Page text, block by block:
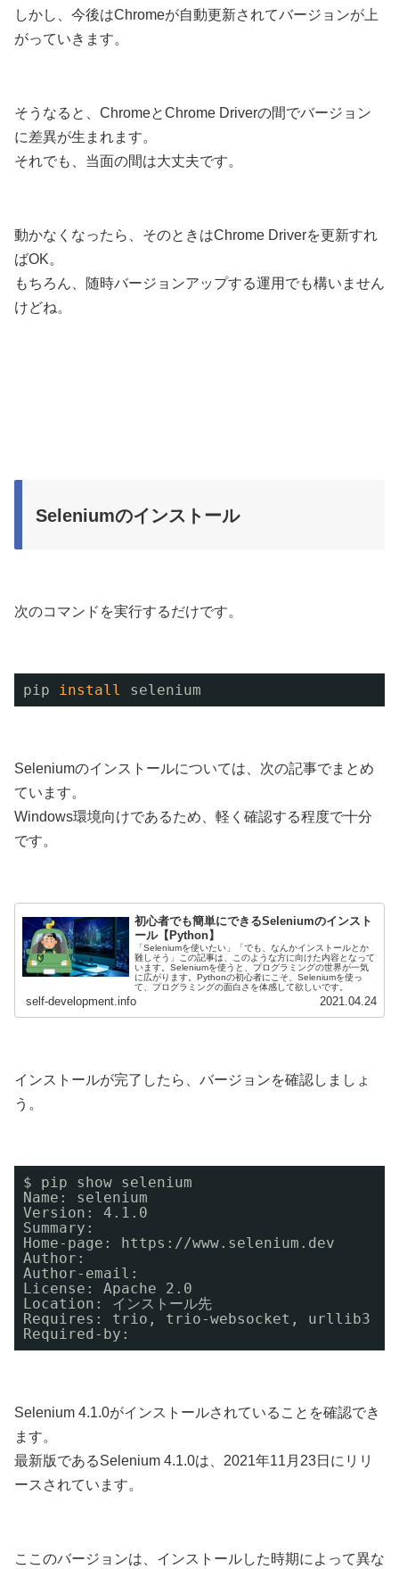
しかし、今後はChromeが自動更新されてバージョンが上
がっていきます。
そうなると、ChromeとChrome Driverの間でバージョン
に差異が生まれます。
それでも、当面の間は大丈夫です。
動かなくなったら、そのときはChrome Driverを更新すれ
ばOK。
もちろん、随時バージョンアップする運用でも構いません
けどね。
Seleniumのインストール
次のコマンドを実行するだけです。
pip install selenium
Seleniumのインストールについては、次の記事でまとめ
ています。
Windows環境向けであるため、軽く確認する程度で十分
です。
初心者でも簡単にできるSeleniumのインスト
ール【Python】
「Seleniumを使いたい」「でも、なんかインストールとか
難しそう」この記事は、このような方に向けた内容となって
います。Seleniumを使うと、プログラミングの世界が一気
に広がります。Pythonの初心者にこそ、Seleniumを使っ
て、プログラミングの面白さを体感して欲しいです。
self-development.info 2021.04.24
インストールが完了したら、バージョンを確認しましょ
う。
$ pip show selenium
Name: selenium
Version: 4.1.0
Summary:
Home-page: https: //www.selenium.dev
Author:
Author-email:
License: Apache 2.0
Location: インストール先
Requires: trio, trio-websocket, urllib3
Required-by:
Selenium 4.1.0がインストールされていることを確認でき
ます。
最新版であるSelenium 4.1.0は、2021年11月23日にリリ
ースされています。
ここのバージョンは、インストールした時期によって異な